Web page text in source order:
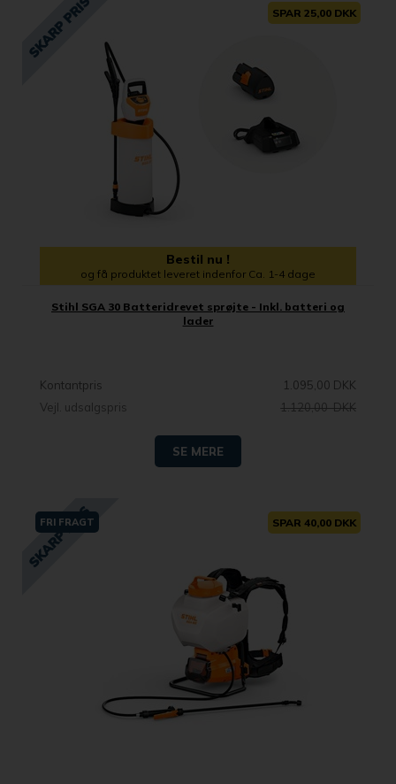
SPAR 25,00 DKK
Bestil nu !
og få produktet leveret indenfor Ca. 1-4 dage
Stihl SGA 30 Batteridrevet sprøjte - Inkl. batteri og
lader
Kontantpris
1.095,00 DKK
Vejl. udsalgspris
1.120,00 DKK
SE MERE
FRI FRAGT SPAR 40,00 DKK